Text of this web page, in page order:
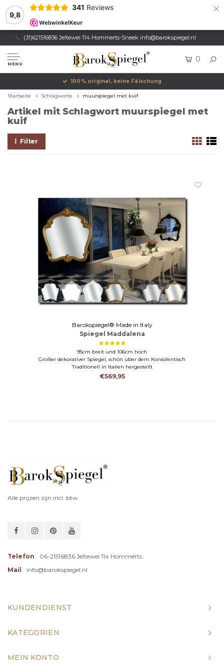
9,8
341 Reviews ×
(31)621516836 Jeltewei 114 Hommerts-Sneek info@barokspiegel.nl
MENU
0
100% original, keine Fälschung
Startseite Schlagworte muurspiegel met kuif
Artikel mit Schlagwort muurspiegel met
kuif
Filter
Barokspiegel® Made in Italy
Spiegel Maddalena
95cm breit und 106cm hoch
Großer dekorativer Spiegel, schön über dem Konsolentisch
Traditionell in Italien hergestellt
€569,95
Alle prijzen zijn incl. btw
Telefon
06-21516836 Jeltewei 114 Hommerts
Mail
info@barokspiegel.nl
KUNDENDIENST
KATEGORIEN
MEIN KONTO